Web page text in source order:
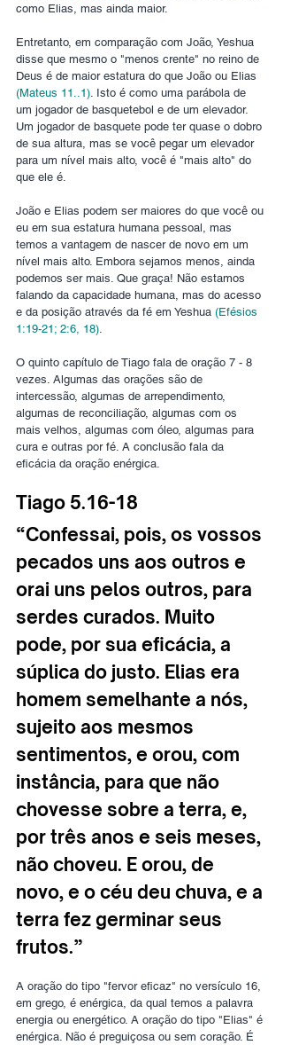
como Elias, mas ainda maior.
Entretanto, em comparação com João, Yeshua
disse que mesmo o "menos crente" no reino de
Deus é de maior estatura do que João ou Elias
(Mateus 11..1). Isto é como uma parábola de
um jogador de basquetebol e de um elevador.
Um jogador de basquete pode ter quase o dobro
de sua altura, mas se você pegar um elevador
para um nível mais alto, você é "mais alto" do
que ele é.
João e Elias podem ser maiores do que você ou
eu em sua estatura humana pessoal, mas
temos a vantagem de nascer de novo em um
nível mais alto. Embora sejamos menos, ainda
podemos ser mais. Que graça! Não estamos
falando da capacidade humana, mas do acesso
e da posição através da fé em Yeshua (Efésios
1:19-21; 2:6, 18).
O quinto capítulo de Tiago fala de oração 7 - 8
vezes. Algumas das orações são de
intercessão, algumas de arrependimento,
algumas de reconciliação, algumas com os
mais velhos, algumas com óleo, algumas para
cura e outras por fé. A conclusão fala da
eficácia da oração enérgica.
Tiago 5.16-18
“Confessai, pois, os vossos
pecados uns aos outros e
orai uns pelos outros, para
serdes curados. Muito
pode, por sua eficácia, a
súplica do justo. Elias era
homem semelhante a nós,
sujeito aos mesmos
sentimentos, e orou, com
instância, para que não
chovesse sobre a terra, e,
por três anos e seis meses,
não choveu. E orou, de
novo, e o céu deu chuva, e a
terra fez germinar seus
frutos.”
A oração do tipo "fervor eficaz" no versículo 16,
em grego, é enérgica, da qual temos a palavra
energia ou energético. A oração do tipo "Elias" é
enérgica. Não é preguiçosa ou sem coração. É